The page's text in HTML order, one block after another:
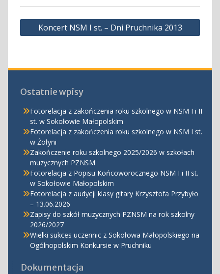
Nawigacja
wpisu
Koncert NSM I st. – Dni Pruchnika 2013
Ostatnie wpisy
Fotorelacja z zakończenia roku szkolnego w NSM I i II
st. w Sokołowie Małopolskim
Fotorelacja z zakończenia roku szkolnego w NSM I st.
w Żołyni
Zakończenie roku szkolnego 2025/2026 w szkołach
muzycznych PZNSM
Fotorelacja z Popisu Końcoworocznego NSM I i II st.
w Sokołowie Małopolskim
Fotorelacja z audycji klasy gitary Krzysztofa Przybyło
– 13.06.2026
Zapisy do szkół muzycznych PZNSM na rok szkolny
2026/2027
Wielki sukces uczennic z Sokołowa Małopolskiego na
Ogólnopolskim Konkursie w Pruchniku
Dokumentacja